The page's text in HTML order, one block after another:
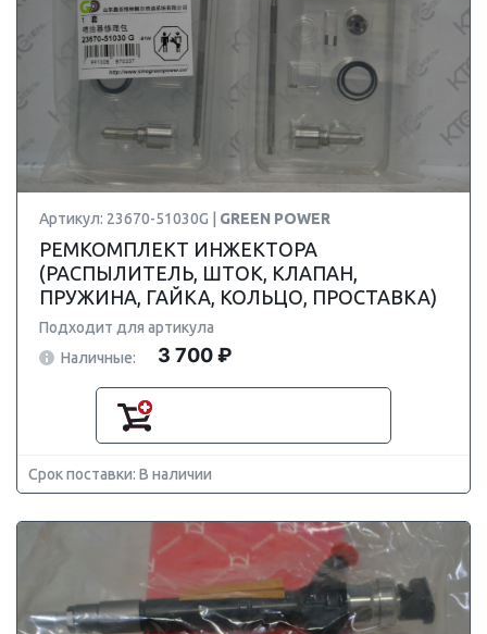
Артикул: 23670-51030G | GREEN POWER
РЕМКОМПЛЕКТ ИНЖЕКТОРА
(РАСПЫЛИТЕЛЬ, ШТОК, КЛАПАН,
ПРУЖИНА, ГАЙКА, КОЛЬЦО, ПРОСТАВКА)
Подходит для артикула
Наличные:
3 700 ₽
Срок поставки: В наличии